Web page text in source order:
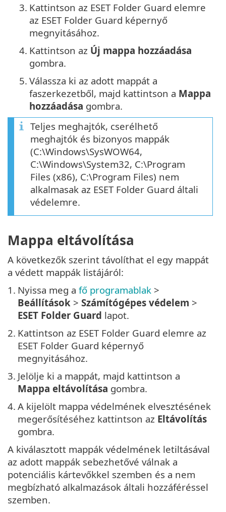
3. Kattintson az ESET Folder Guard elemre
az ESET Folder Guard képernyő
megnyitásához.
4. Kattintson az Új mappa hozzáadása
gombra.
5. Válassza ki az adott mappát a
faszerkezetből, majd kattintson a Mappa
hozzáadása gombra.
Teljes meghajtók, cserélhető
meghajtók és bizonyos mappák
(C:\Windows\SysWOW64,
C:\Windows\System32, C:\Program
Files (x86), C:\Program Files) nem
alkalmasak az ESET Folder Guard általi
védelemre.
Mappa eltávolítása
A következők szerint távolíthat el egy mappát
a védett mappák listájáról:
1. Nyissa meg a fő programablak >
Beállítások > Számítógépes védelem >
ESET Folder Guard lapot.
2. Kattintson az ESET Folder Guard elemre az
ESET Folder Guard képernyő
megnyitásához.
3. Jelölje ki a mappát, majd kattintson a
Mappa eltávolítása gombra.
4. A kijelölt mappa védelmének elvesztésének
megerősítéséhez kattintson az Eltávolítás
gombra.
A kiválasztott mappák védelmének letiltásával
az adott mappák sebezhetővé válnak a
potenciális kártevőkkel szemben és a nem
megbízható alkalmazások általi hozzáféréssel
szemben.